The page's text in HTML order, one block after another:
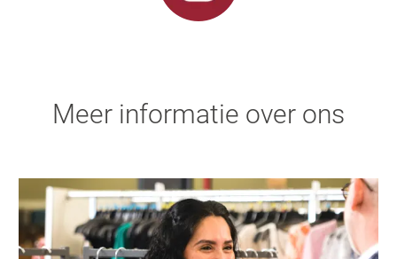
Meer informatie over ons